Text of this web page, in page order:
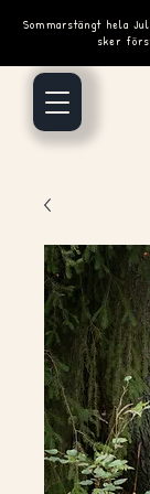
Sommarstängt hela
sker